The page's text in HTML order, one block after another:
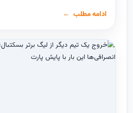
ادامه مطلب